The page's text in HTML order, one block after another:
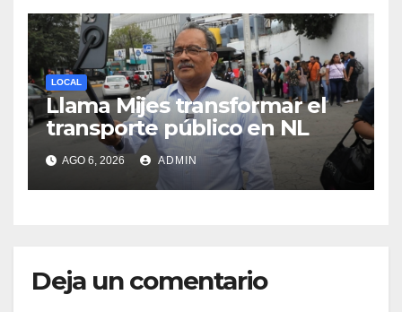
LOCAL
Llama Mijes transformar el
transporte público en NL
AGO 6, 2026 ADMIN
Deja un comentario